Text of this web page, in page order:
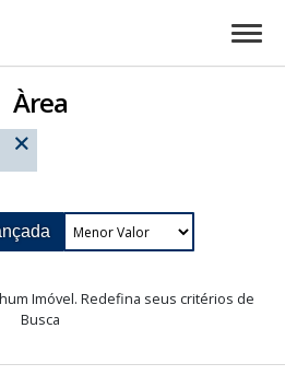
Àrea
nenhum Imóvel. Redefina seus